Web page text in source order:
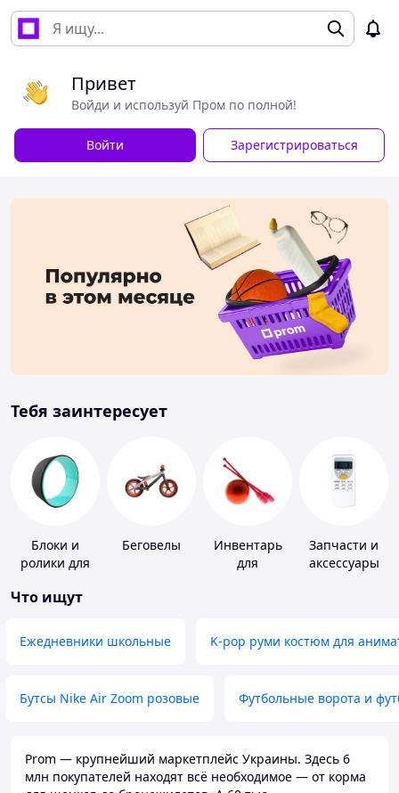
Привет
Войди и используй Пром по полной!
Войти Зарегистрироваться
Тебя заинтересует
Блоки и
ролики для
Беговелы
Инвентарь
для
Запчасти и
аксессуары
Что ищут
Ежедневники школьные K-pop руми костюм для
Бутсы Nike Air Zoom розовые Футбольные ворота и
Prom — крупнейший маркетплейс Украины. Здесь 6
млн покупателей находят всё необходимое — от корма